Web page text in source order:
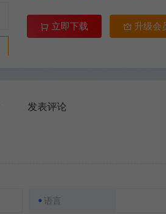
立即下载 升级会
发表评论
语言